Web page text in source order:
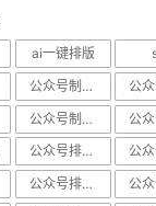
ai一键排版
公众号制作、公众号排版
公众号制作，公众号排版
公众号排版，公众号模板
公众号排版，排版样式